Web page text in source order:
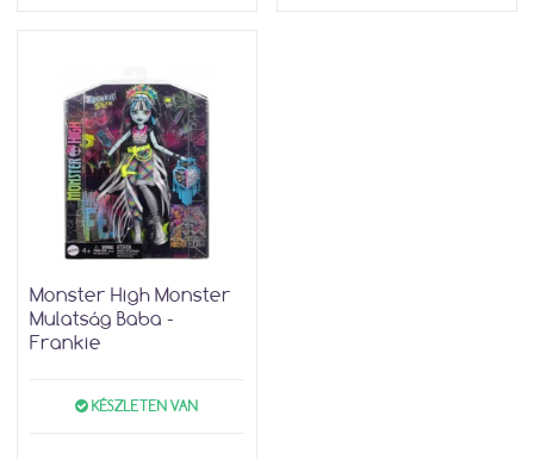
Monster High Monster
Mulatság Baba -
Frankie
KÉSZLETEN VAN